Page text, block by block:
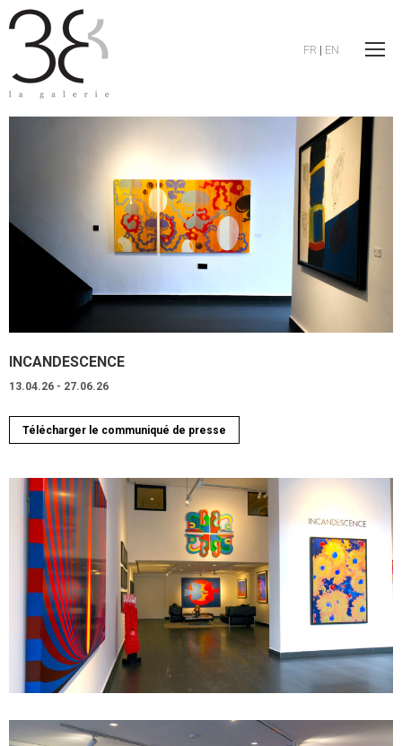
FR | EN
INCANDESCENCE
13.04.26 - 27.06.26
Télécharger le communiqué de presse